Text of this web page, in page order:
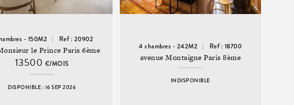
- 150M2 Ref : 20902
le Prince Paris 6ème
13500 €/MOIS
DISPONIBLE : 16 SEP 2026
4 chambres - 242M2 Ref : 18700
avenue Montaigne Paris 8ème
INDISPONIBLE